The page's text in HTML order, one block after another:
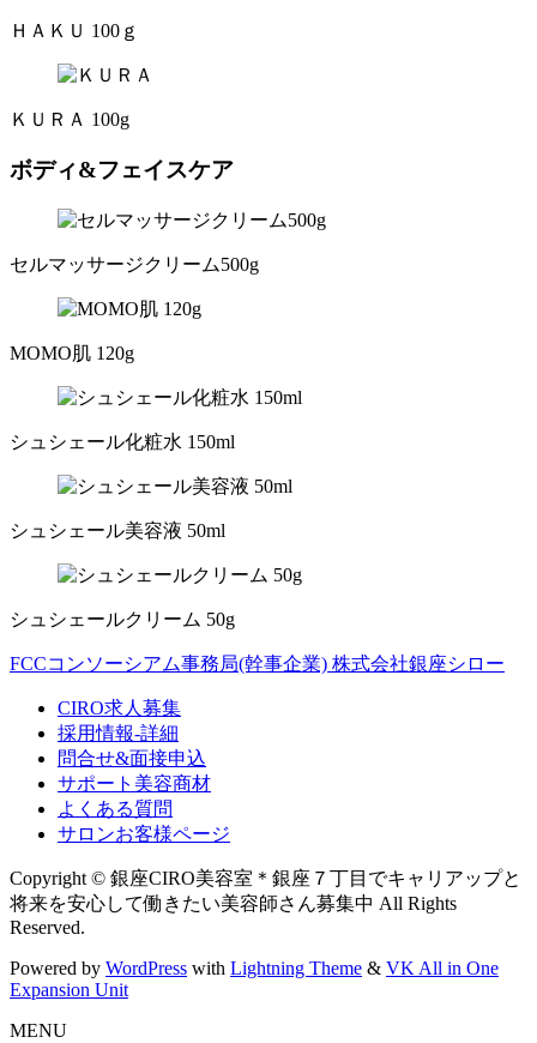
ＨＡＫＵ 100ｇ
ＫＵＲＡ 100g
ボディ&フェイスケア
セルマッサージクリーム500g
MOMO肌 120g
シュシェール化粧水 150ml
シュシェール美容液 50ml
シュシェールクリーム 50g
FCCコンソーシアム事務局(幹事企業) 株式会社銀座シロー
CIRO求人募集
採用情報-詳細
問合せ&面接申込
サポート美容商材
よくある質問
サロンお客様ページ
Copyright © 銀座CIRO美容室＊銀座７丁目でキャリアップと
将来を安心して働きたい美容師さん募集中 All Rights
Reserved.
Powered by WordPress with Lightning Theme & VK All in One
Expansion Unit
MENU